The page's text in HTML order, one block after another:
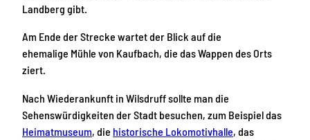
Landberg gibt.
Am Ende der Strecke wartet der Blick auf die
ehemalige Mühle von Kaufbach, die das Wappen des Orts
ziert.
Nach Wiederankunft in Wilsdruff sollte man die
Sehenswürdigkeiten der Stadt besuchen, zum Beispiel das
Heimatmuseum, die historische Lokomotivhalle, das